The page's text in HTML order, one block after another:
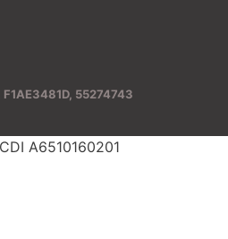
55274743
A6510160201